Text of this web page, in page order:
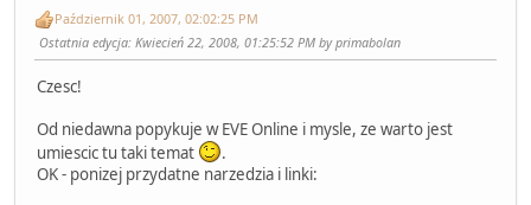
Październik 01, 2007, 02:02:25 PM
Ostatnia edycja: Kwiecień 22, 2008, 01:25:52 PM by primabolan
Czesc!
Od niedawna popykuje w EVE Online i mysle, ze warto jest
umiescic tu taki temat
.
OK - ponizej przydatne narzedzia i linki: